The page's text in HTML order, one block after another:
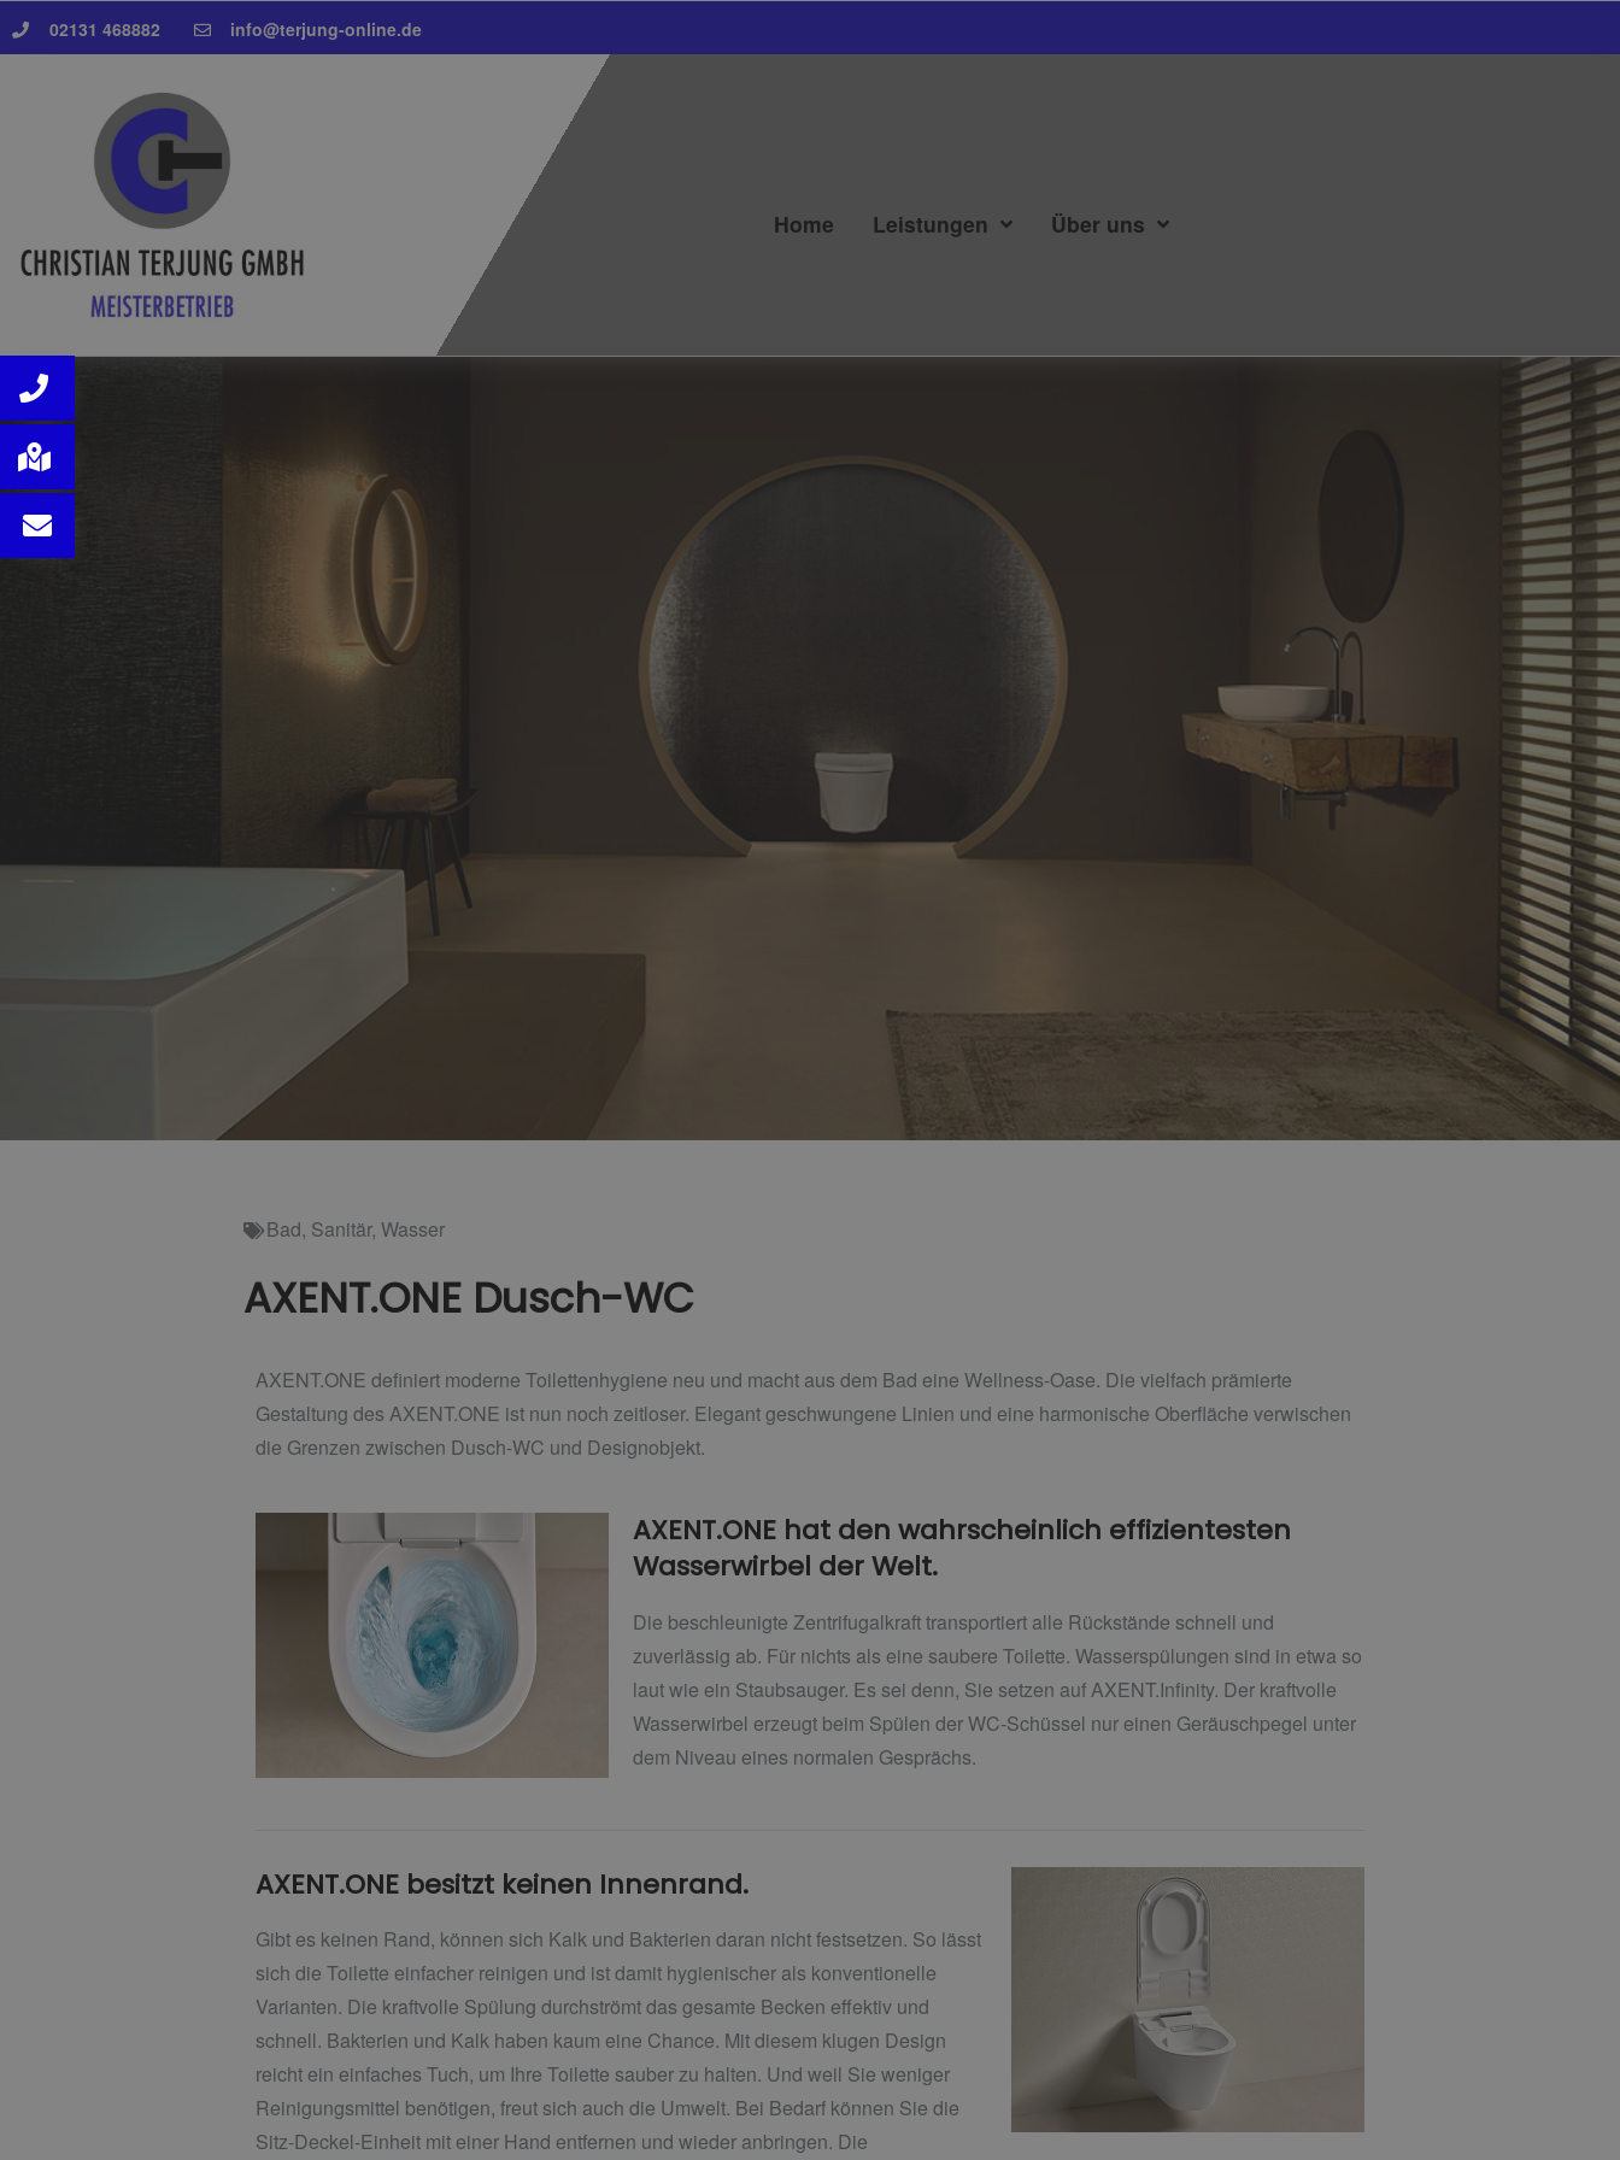
02131 468882 info@terjung-online.de
Home Leistungen Über uns
Bad, Sanitär, Wasser
AXENT.ONE Dusch-WC
AXENT.ONE definiert moderne Toilettenhygiene neu und macht aus dem Bad eine Wellness-Oase. Die vielfach prämierte
Gestaltung des AXENT.ONE ist nun noch zeitloser. Elegant geschwungene Linien und eine harmonische Oberfläche verwischen
die Grenzen zwischen Dusch-WC und Designobjekt.
AXENT.ONE hat den wahrscheinlich effizientesten
Wasserwirbel der Welt.
Die beschleunigte Zentrifugalkraft transportiert alle Rückstände schnell und
zuverlässig ab. Für nichts als eine saubere Toilette. Wasserspülungen sind in etwa so
laut wie ein Staubsauger. Es sei denn, Sie setzen auf AXENT.Infinity. Der kraftvolle
Wasserwirbel erzeugt beim Spülen der WC-Schüssel nur einen Geräuschpegel unter
dem Niveau eines normalen Gesprächs.
AXENT.ONE besitzt keinen Innenrand.
Gibt es keinen Rand, können sich Kalk und Bakterien daran nicht festsetzen. So lässt
sich die Toilette einfacher reinigen und ist damit hygienischer als konventionelle
Varianten. Die kraftvolle Spülung durchströmt das gesamte Becken effektiv und
schnell. Bakterien und Kalk haben kaum eine Chance. Mit diesem klugen Design
reicht ein einfaches Tuch, um Ihre Toilette sauber zu halten. Und weil Sie weniger
Reinigungsmittel benötigen, freut sich auch die Umwelt. Bei Bedarf können Sie die
Sitz-Deckel-Einheit mit einer Hand entfernen und wieder anbringen. Die